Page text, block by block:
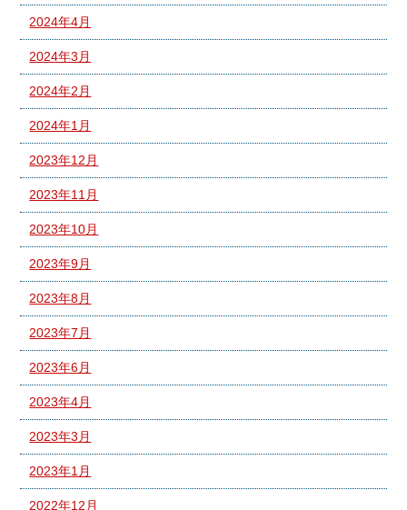
2024年4月
2024年3月
2024年2月
2024年1月
2023年12月
2023年11月
2023年10月
2023年9月
2023年8月
2023年7月
2023年6月
2023年4月
2023年3月
2023年1月
2022年12月